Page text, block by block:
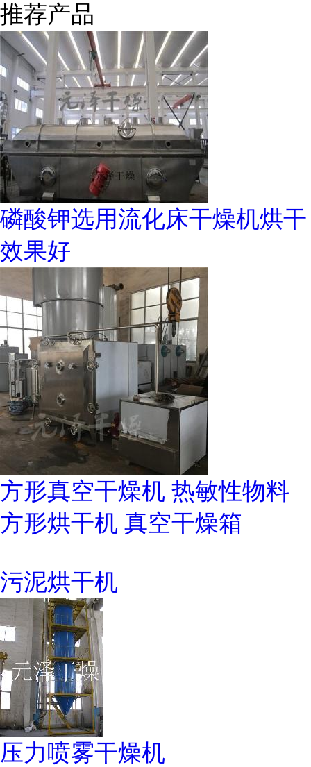
推荐产品
磷酸钾选用流化床干燥机烘干
效果好
方形真空干燥机 热敏性物料
方形烘干机 真空干燥箱
污泥烘干机
压力喷雾干燥机